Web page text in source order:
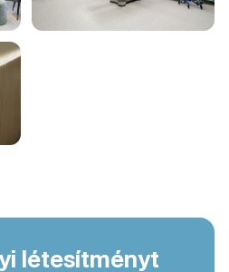
létesítményt